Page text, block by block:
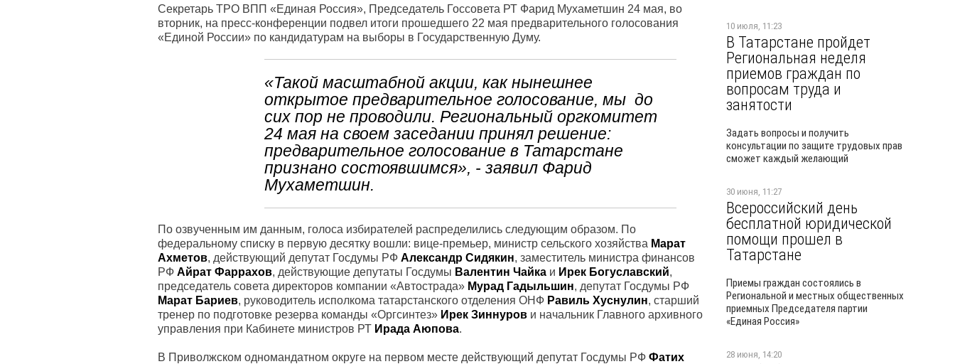
Секретарь ТРО ВПП «Единая Россия», Председатель Госсовета РТ Фарид Мухаметшин 24 мая, во
вторник, на пресс-конференции подвел итоги прошедшего 22 мая предварительного голосования
«Единой России» по кандидатурам на выборы в Государственную Думу.
«Такой масштабной акции, как нынешнее
открытое предварительное голосование, мы до
сих пор не проводили. Региональный оргкомитет
24 мая на своем заседании принял решение:
предварительное голосование в Татарстане
признано состоявшимся», - заявил Фарид
Мухаметшин.
По озвученным им данным, голоса избирателей распределились следующим образом. По
федеральному списку в первую десятку вошли: вице-премьер, министр сельского хозяйства Марат
Ахметов, действующий депутат Госдумы РФ Александр Сидякин, заместитель министра финансов
РФ Айрат Фаррахов, действующие депутаты Госдумы Валентин Чайка и Ирек Богуславский,
председатель совета директоров компании «Автострада» Мурад Гадыльшин, депутат Госдумы РФ
Марат Бариев, руководитель исполкома татарстанского отделения ОНФ Равиль Хуснулин, старший
тренер по подготовке резерва команды «Оргсинтез» Ирек Зиннуров и начальник Главного архивного
управления при Кабинете министров РТ Ирада Аюпова.
В Приволжском одномандатном округе на первом месте действующий депутат Госдумы РФ Фатих
10 июля, 11:23
В Татарстане пройдет
Региональная неделя
приемов граждан по
вопросам труда и
занятости
Задать вопросы и получить
консультации по защите трудовых прав
сможет каждый желающий
30 июня, 11:27
Всероссийский день
бесплатной юридической
помощи прошел в
Татарстане
Приемы граждан состоялись в
Региональной и местных общественных
приемных Председателя партии
«Единая Россия»
28 июня, 14:20